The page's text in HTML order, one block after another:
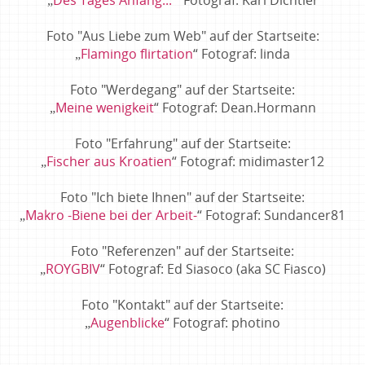
Foto "Aus Liebe zum Web" auf der Startseite:
„Flamingo flirtation“ Fotograf: linda
Foto "Werdegang" auf der Startseite:
„Meine wenigkeit“ Fotograf: Dean.Hormann
Foto "Erfahrung" auf der Startseite:
„Fischer aus Kroatien“ Fotograf: midimaster12
Foto "Ich biete Ihnen" auf der Startseite:
„Makro -Biene bei der Arbeit-“ Fotograf: Sundancer81
Foto "Referenzen" auf der Startseite:
„ROYGBIV“ Fotograf: Ed Siasoco (aka SC Fiasco)
Foto "Kontakt" auf der Startseite:
„Augenblicke“ Fotograf: photino